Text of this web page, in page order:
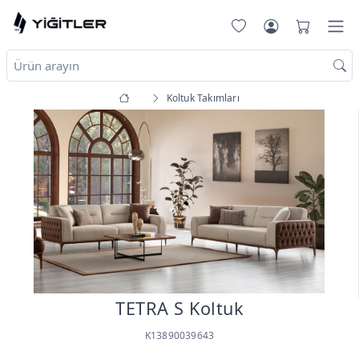
Koltuk Takımları
TETRA S Koltuk
K13890039643